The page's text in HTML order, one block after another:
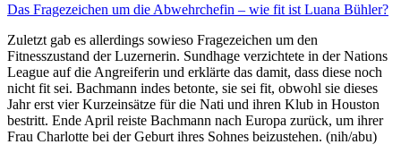
Das Fragezeichen um die Abwehrchefin – wie fit ist Luana Bühler?
Zuletzt gab es allerdings sowieso Fragezeichen um den
Fitnesszustand der Luzernerin. Sundhage verzichtete in der Nations
League auf die Angreiferin und erklärte das damit, dass diese noch
nicht fit sei. Bachmann indes betonte, sie sei fit, obwohl sie dieses
Jahr erst vier Kurzeinsätze für die Nati und ihren Klub in Houston
bestritt. Ende April reiste Bachmann nach Europa zurück, um ihrer
Frau Charlotte bei der Geburt ihres Sohnes beizustehen. (nih/abu)